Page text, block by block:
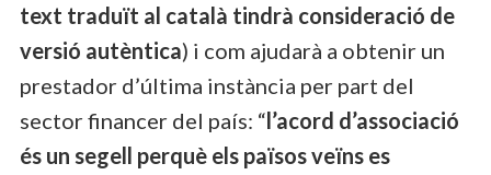
text traduït al català tindrà consideració de
versió autèntica) i com ajudarà a obtenir un
prestador d’última instància per part del
sector financer del país: “l’acord d’associació
és un segell perquè els països veïns es